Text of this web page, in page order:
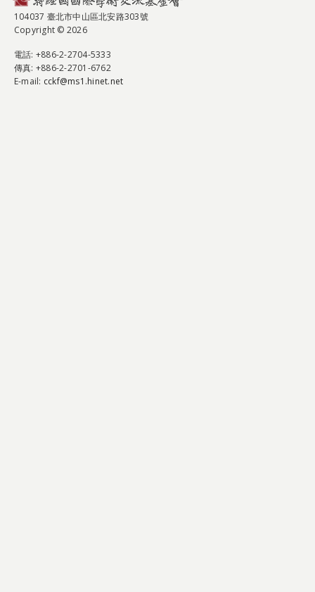
104037 臺北市中山區北安路303號
Copyright © 2026
電話: +886-2-2704-5333
傳真: +886-2-2701-6762
E-mail: cckf@ms1.hinet.net